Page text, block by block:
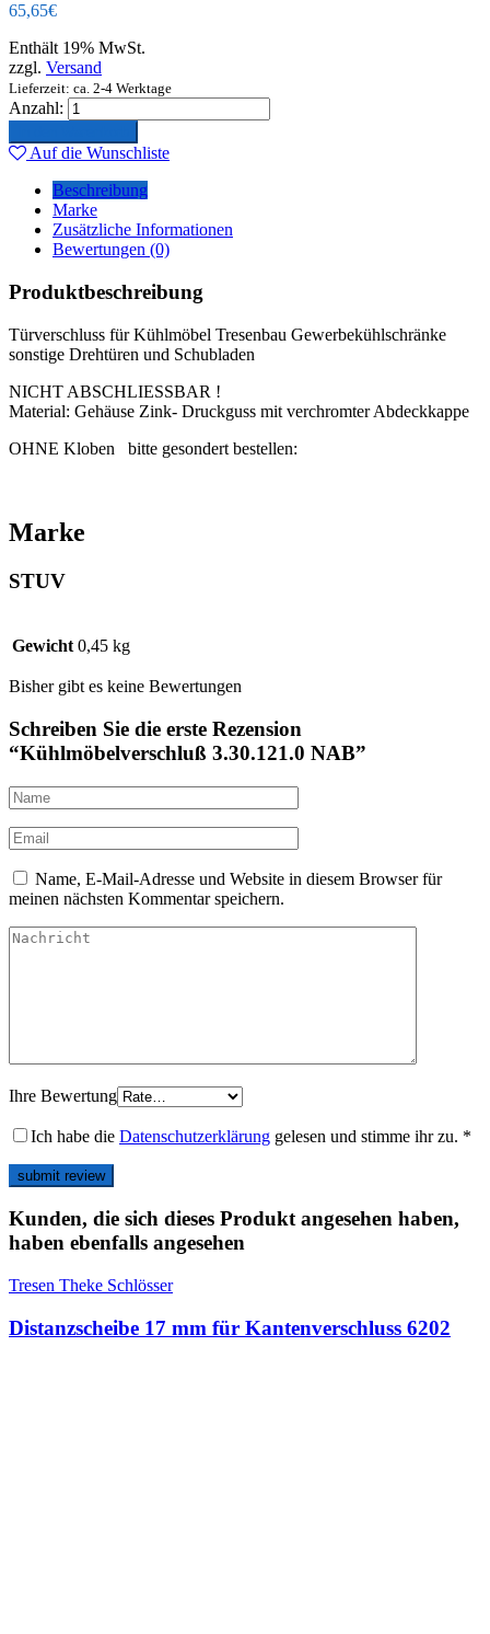
65,65€
Enthält 19% MwSt.
zzgl. Versand
Lieferzeit: ca. 2-4 Werktage
Anzahl:
Auf die Wunschliste
Beschreibung
Marke
Zusätzliche Informationen
Bewertungen (0)
Produktbeschreibung
Türverschluss für Kühlmöbel Tresenbau Gewerbekühlschränke
sonstige Drehtüren und Schubladen
NICHT ABSCHLIESSBAR !
Material: Gehäuse Zink- Druckguss mit verchromter Abdeckkappe
OHNE Kloben bitte gesondert bestellen:
Marke
STUV
Gewicht 0,45 kg
Bisher gibt es keine Bewertungen
Schreiben Sie die erste Rezension
“Kühlmöbelverschluß 3.30.121.0 NAB”
Name, E-Mail-Adresse und Website in diesem Browser für
meinen nächsten Kommentar speichern.
Ihre Bewertung
Ich habe die Datenschutzerklärung gelesen und stimme ihr zu. *
Kunden, die sich dieses Produkt angesehen haben,
haben ebenfalls angesehen
Tresen Theke Schlösser
Distanzscheibe 17 mm für Kantenverschluss 6202